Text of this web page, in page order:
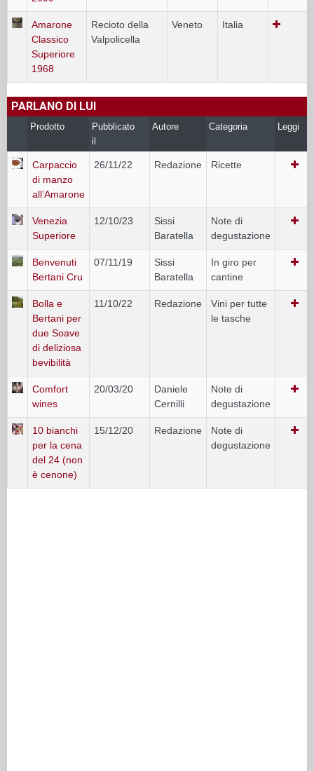
Amarone
Classico
Superiore
1968
Recioto della
Valpolicella
Veneto Italia
PARLANO DI LUI
Prodotto
Pubblicato
il
Autore Categoria Leggi
Carpaccio
di manzo
all’Amarone
26/11/22 Redazione Ricette
Venezia
Superiore
12/10/23
Sissi
Baratella
Note di
degustazione
Benvenuti
Bertani Cru
07/11/19
Sissi
Baratella
In giro per
cantine
Bolla e
Bertani per
due Soave
di deliziosa
bevibilità
11/10/22 Redazione
Vini per tutte
le tasche
Comfort
wines
20/03/20
Daniele
Cernilli
Note di
degustazione
10 bianchi
per la cena
del 24 (non
è cenone)
15/12/20 Redazione
Note di
degustazione